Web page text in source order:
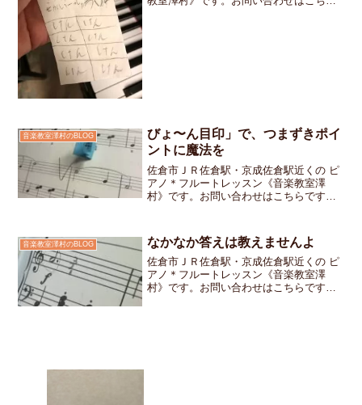
音楽教室澤村のBLOG
びょ〜ん目印」で、つまずきポイ
ントに魔法を
佐倉市ＪＲ佐倉駅・京成佐倉駅近くの ピ
アノ＊フルートレッスン《音楽教室澤
村》です。お問い合わせはこちらです何
てる指も覚えてるでも、なぜかその一瞬
だけ迷子になるそんな時、...
音楽教室澤村のBLOG なかなか答えは教えませんよ
佐倉市ＪＲ佐倉駅・京成佐倉駅近くの ピ
アノ＊フルートレッスン《音楽教室澤
村》です。お問い合わせはこちらです小